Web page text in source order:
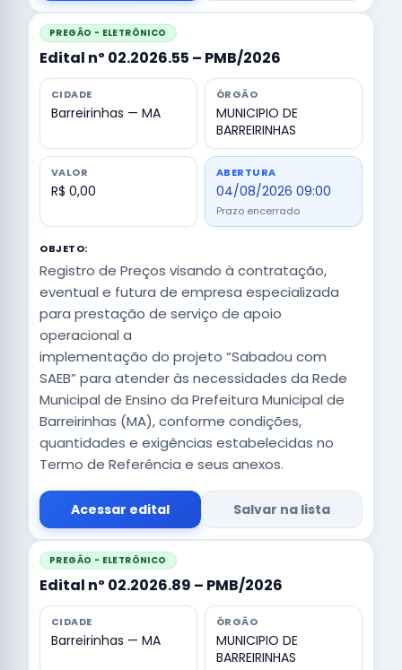
PREGÃO - ELETRÔNICO
Edital nº 02.2026.55 – PMB/2026
CIDADE
Barreirinhas — MA
ÓRGÃO
MUNICIPIO DE
BARREIRINHAS
VALOR
R$ 0,00
ABERTURA
04/08/2026 09:00
Prazo encerrado
OBJETO:
Registro de Preços visando à contratação,
eventual e futura de empresa especializada
para prestação de serviço de apoio
operacional a
implementação do projeto “Sabadou com
SAEB” para atender às necessidades da Rede
Municipal de Ensino da Prefeitura Municipal de
Barreirinhas (MA), conforme condições,
quantidades e exigências estabelecidas no
Termo de Referência e seus anexos.
Acessar edital Salvar na lista
PREGÃO - ELETRÔNICO
Edital nº 02.2026.89 – PMB/2026
CIDADE
Barreirinhas — MA
ÓRGÃO
MUNICIPIO DE
BARREIRINHAS